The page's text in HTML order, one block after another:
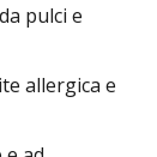
pulci e
allergica e